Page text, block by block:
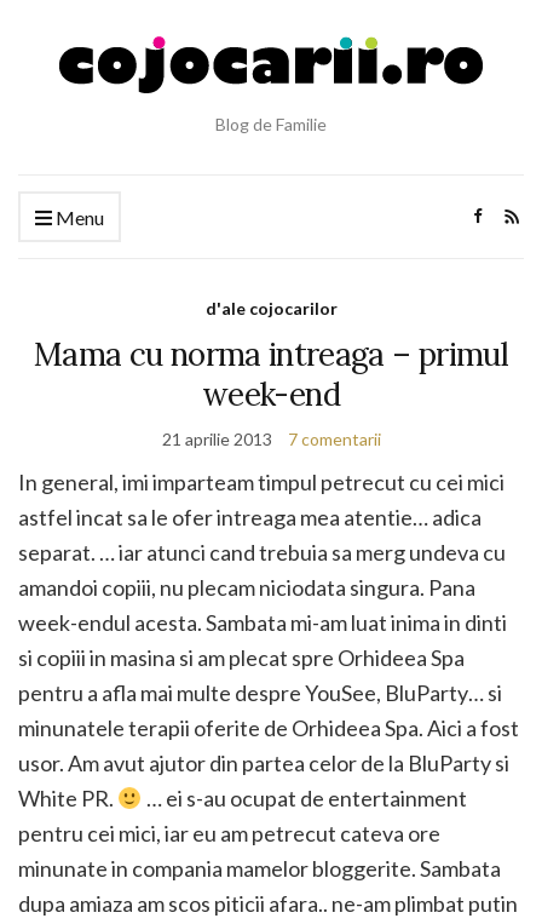
Blog de Familie
Menu
d'ale cojocarilor
Mama cu norma intreaga – primul
week-end
21 aprilie 2013 7 comentarii
In general, imi imparteam timpul petrecut cu cei mici
astfel incat sa le ofer intreaga mea atentie… adica
separat. … iar atunci cand trebuia sa merg undeva cu
amandoi copiii, nu plecam niciodata singura. Pana
week-endul acesta. Sambata mi-am luat inima in dinti
si copiii in masina si am plecat spre Orhideea Spa
pentru a afla mai multe despre YouSee, BluParty… si
minunatele terapii oferite de Orhideea Spa. Aici a fost
usor. Am avut ajutor din partea celor de la BluParty si
White PR.
… ei s-au ocupat de entertainment
pentru cei mici, iar eu am petrecut cateva ore
minunate in compania mamelor bloggerite. Sambata
dupa amiaza am scos piticii afara.. ne-am plimbat putin